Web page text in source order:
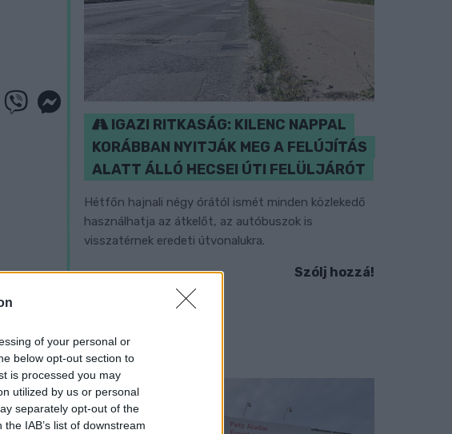
of your personal or
below opt-out section to
is processed you may
utilized by us or personal
separately opt-out of the
IAB’s list of downstream
IGAZI RITKASÁG: KILENC NAPPAL
KORÁBBAN NYITJÁK MEG A FELÚJÍTÁS
ALATT ÁLLÓ HECSEI ÚTI FELÜLJÁRÓT
Hétfőn hajnali négy órától ismét minden közlekedő
használhatja az átkelőt, az autóbuszok is
visszatérnek eredeti útvonalukra.
Szólj hozzá!